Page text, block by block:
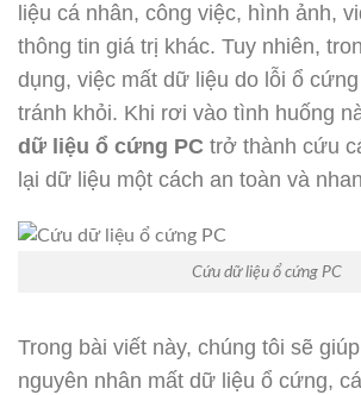
liệu cá nhân, công việc, hình ảnh,
thông tin giá trị khác. Tuy nhiên,
dụng, việc mất dữ liệu do lỗi ổ
tránh khỏi. Khi rơi vào tình huống
dữ liệu ổ cứng PC trở thành cứu
lại dữ liệu một cách an toàn và
Cứu dữ liệu ổ cứng PC
Trong bài viết này, chúng tôi sẽ
nguyên nhân mất dữ liệu ổ cứng,